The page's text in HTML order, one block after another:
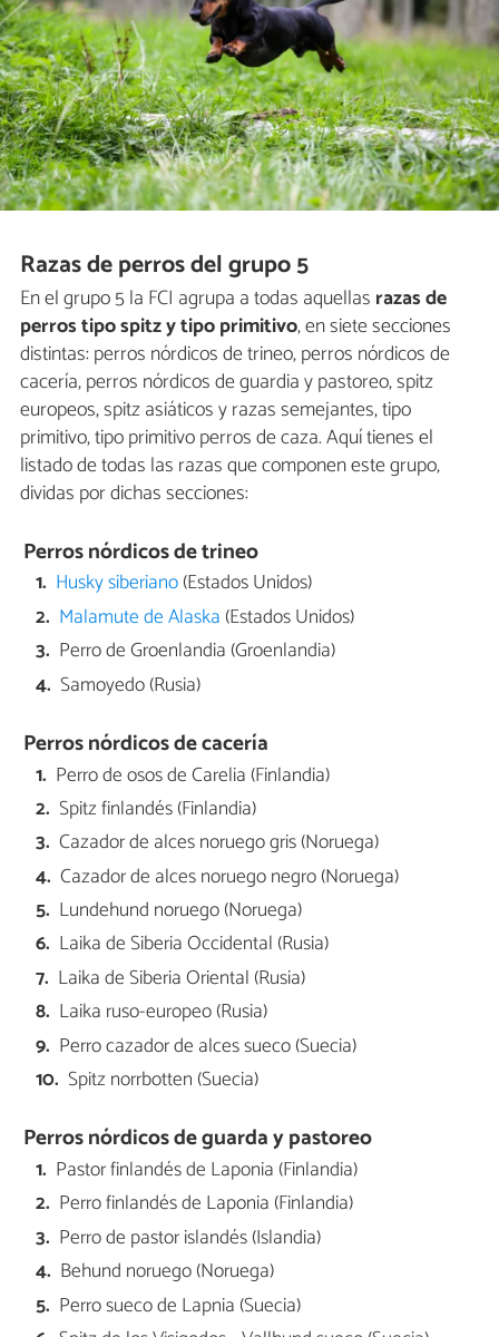
Razas de perros del grupo 5
En el grupo 5 la FCI agrupa a todas aquellas razas de
perros tipo spitz y tipo primitivo, en siete secciones
distintas: perros nórdicos de trineo, perros nórdicos de
cacería, perros nórdicos de guardia y pastoreo, spitz
europeos, spitz asiáticos y razas semejantes, tipo
primitivo, tipo primitivo perros de caza. Aquí tienes el
listado de todas las razas que componen este grupo,
dividas por dichas secciones:
Perros nórdicos de trineo
Husky siberiano(Estados Unidos)
Malamute de Alaska (Estados Unidos)
Perro de Groenlandia (Groenlandia)
Samoyedo (Rusia)
Perros nórdicos de cacería
Perro de osos de Carelia (Finlandia)
Spitz finlandés (Finlandia)
Cazador de alces noruego gris (Noruega)
Cazador de alces noruego negro (Noruega)
Lundehund noruego (Noruega)
Laika de Siberia Occidental (Rusia)
Laika de Siberia Oriental (Rusia)
Laika ruso-europeo (Rusia)
Perro cazador de alces sueco (Suecia)
Spitz norrbotten (Suecia)
Perros nórdicos de guarda y pastoreo
Pastor finlandés de Laponia (Finlandia)
Perro finlandés de Laponia (Finlandia)
Perro de pastor islandés (Islandia)
Behund noruego (Noruega)
Perro sueco de Lapnia (Suecia)